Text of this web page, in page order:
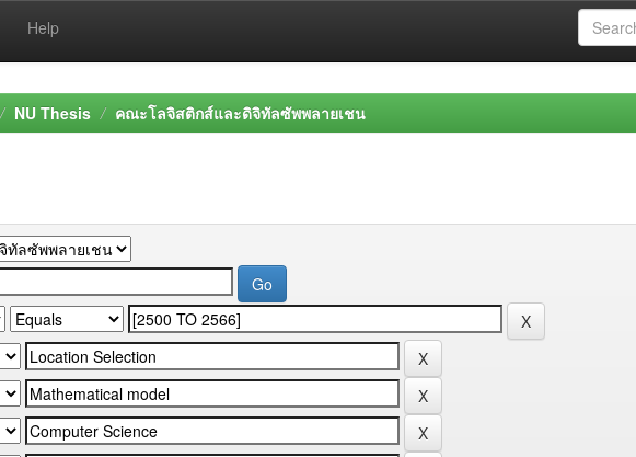
Help
NU Thesis คณะโลจิสติกส์และดิจิทัลซัพพลายเชน